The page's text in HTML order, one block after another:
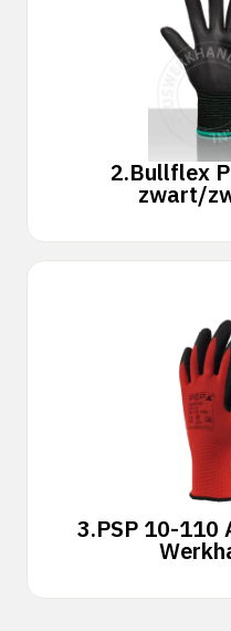
2.Bullflex
zwart/
3.PSP 10-110